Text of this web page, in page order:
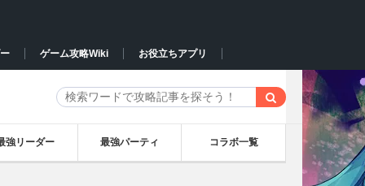
ゲーム攻略Wiki お役立ちアプリ
強リーダー 最強パーティ コラボ一覧